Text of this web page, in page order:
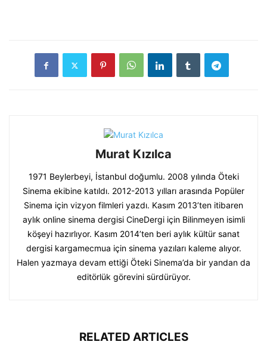
Murat Kızılca
1971 Beylerbeyi, İstanbul doğumlu. 2008 yılında Öteki
Sinema ekibine katıldı. 2012-2013 yılları arasında Popüler
Sinema için vizyon filmleri yazdı. Kasım 2013’ten itibaren
aylık online sinema dergisi CineDergi için Bilinmeyen isimli
köşeyi hazırlıyor. Kasım 2014’ten beri aylık kültür sanat
dergisi kargamecmua için sinema yazıları kaleme alıyor.
Halen yazmaya devam ettiği Öteki Sinema’da bir yandan da
editörlük görevini sürdürüyor.
RELATED ARTICLES